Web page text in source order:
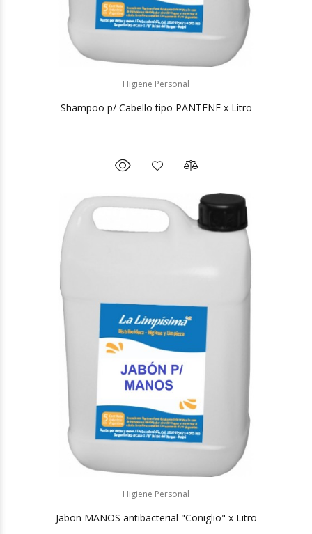
Higiene Personal
Shampoo p/ Cabello tipo PANTENE x Litro
Higiene Personal
Jabon MANOS antibacterial "Coniglio" x Litro